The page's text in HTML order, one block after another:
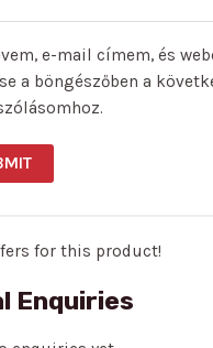
e-mail címem, és
a böngészőben a
for this product!
Enquiries